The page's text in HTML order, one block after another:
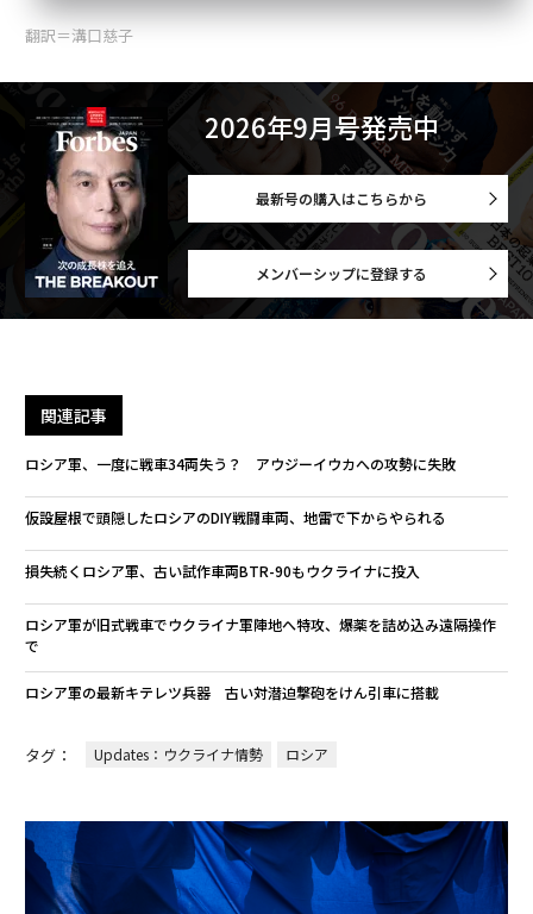
翻訳＝溝口慈子
2026年9月号発売中
最新号の購入はこちらから
メンバーシップに登録する
関連記事
ロシア軍、一度に戦車34両失う？ アウジーイウカへの攻勢に失敗
仮設屋根で頭隠したロシアのDIY戦闘車両、地雷で下からやられる
損失続くロシア軍、古い試作車両BTR-90もウクライナに投入
ロシア軍が旧式戦車でウクライナ軍陣地へ特攻、爆薬を詰め込み遠隔操作
で
ロシア軍の最新キテレツ兵器 古い対潜迫撃砲をけん引車に搭載
タグ： Updates：ウクライナ情勢 ロシア